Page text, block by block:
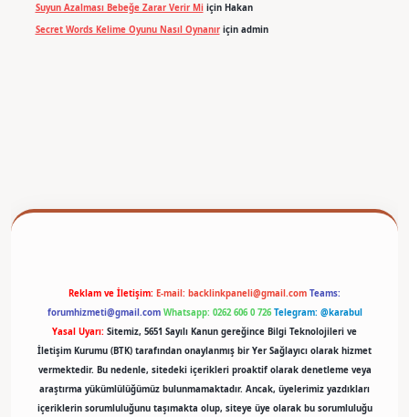
Suyun Azalması Bebeğe Zarar Verir Miiçin Hakan
Secret Words Kelime Oyunu Nasıl Oynanıriçin admin
Reklam ve İletişim: E-mail: backlinkpaneli@gmail.com Teams:
forumhizmeti@gmail.com Whatsapp: 0262 606 0 726 Telegram: @karabul
Yasal Uyarı: Sitemiz, 5651 Sayılı Kanun gereğince Bilgi Teknolojileri ve
İletişim Kurumu (BTK) tarafından onaylanmış bir Yer Sağlayıcı olarak hizmet
vermektedir. Bu nedenle, sitedeki içerikleri proaktif olarak denetleme veya
araştırma yükümlülüğümüz bulunmamaktadır. Ancak, üyelerimiz yazdıkları
içeriklerin sorumluluğunu taşımakta olup, siteye üye olarak bu sorumluluğu